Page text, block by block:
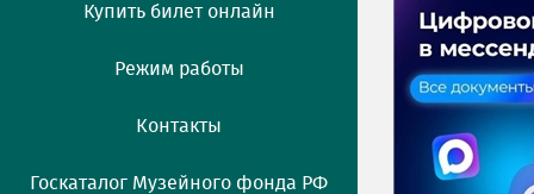
Купить билет онлайн
Режим работы
Контакты
Госкаталог Музейного фонда РФ